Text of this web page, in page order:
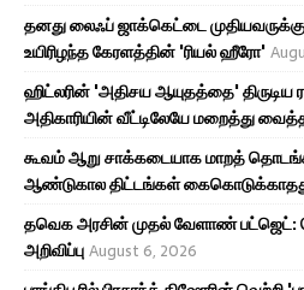
தனது லைஃப் ஜாக்கெட்டை
உயிரிழந்த கேரளத்தின் 'ரியல் ஹீரோ'
ஹிட்லரின் 'அதிசய ஆயுதத்தை'
அதிகாரியின் வீட்டிலேயே மறைத்து
கூவம் ஆறு சாக்கடையாக மாறத்
ஆண்டுகால திட்டங்கள்
தவெக அரசின் முதல் வேளாண் பட்ஜெட்:
அறிவிப்புAugust 6, 2026